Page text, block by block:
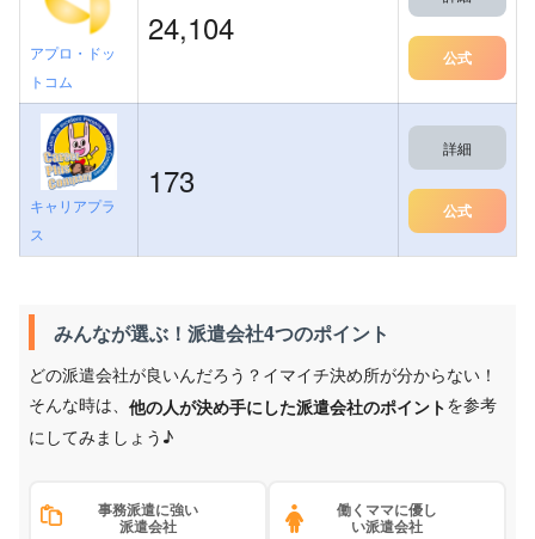
アプロ・ドッ
トコム
24,104
公式
キャリアプラ
ス
173
詳細
公式
みんなが選ぶ！派遣会社4つのポイント
どの派遣会社が良いんだろう？イマイチ決め所が分からない！
そんな時は、 他の人が決め手にした派遣会社のポイントを参考
にしてみましょう♪
事務派遣に強い
派遣会社
働くママに優し
い派遣会社